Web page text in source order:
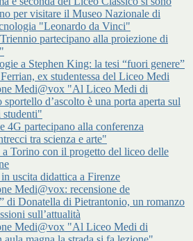
per visitare il Museo Nazionale di
"Leonardo da Vinci"
partecipano alla proiezione di
a Stephen King: la tesi “fuori genere”
ex studentessa del Liceo Medi
Medi@vox "Al Liceo Medi di
d’ascolto è una porta aperta sul
studenti"
4G partecipano alla conferenza
tra scienza e arte"
a Torino con il progetto del liceo delle
uscita didattica a Firenze
Medi@vox: recensione de
di Donatella di Pietrantonio, un romanzo
sull’attualità
Medi@vox "Al Liceo Medi di